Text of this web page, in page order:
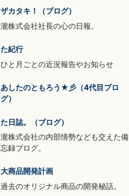
ザカタキ！（ブログ）
瀧株式会社社長の心の日報。
た紀行
ひと月ごとの近況報告やお知らせ
あしたのともろう★彡（4代目ブロ
グ）
た日誌。（ブログ）
瀧株式会社の内部情勢なども交えた備
忘録ブログ。
大商品開発計画
過去のオリジナル商品の開発秘話。